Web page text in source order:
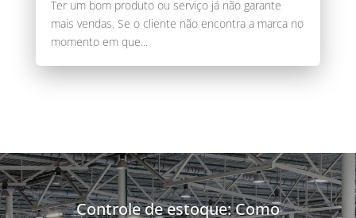
Ter um bom produto ou serviço já não garante
mais vendas. Se o cliente não encontra a marca no
momento em que...
Controle de estoque: Como